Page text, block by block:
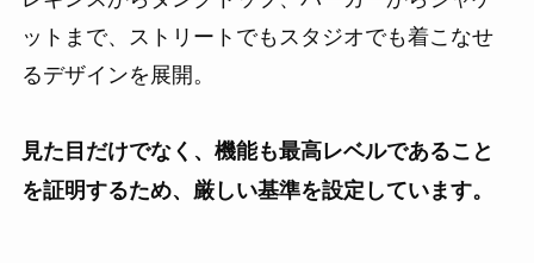
ットまで、ストリートでもスタジオでも着こなせ
るデザインを展開。
見た目だけでなく、機能も最高レベルであること
を証明するため、厳しい基準を設定しています。